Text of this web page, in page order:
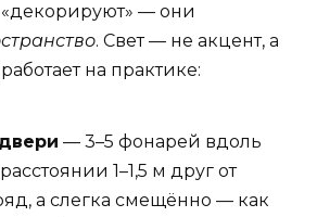
— они
. Свет — не акцент, а
на практике:
— 3–5 фонарей вдоль
1–1,5 м друг от
а слегка смещённо — как